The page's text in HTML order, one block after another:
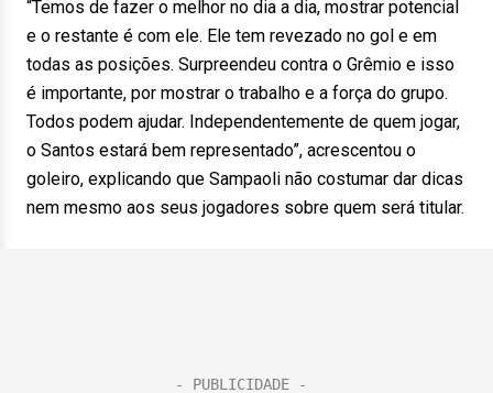
“Temos de fazer o melhor no dia a dia, mostrar potencial
e o restante é com ele. Ele tem revezado no gol e em
todas as posições. Surpreendeu contra o Grêmio e isso
é importante, por mostrar o trabalho e a força do grupo.
Todos podem ajudar. Independentemente de quem jogar,
o Santos estará bem representado”, acrescentou o
goleiro, explicando que Sampaoli não costumar dar dicas
nem mesmo aos seus jogadores sobre quem será titular.